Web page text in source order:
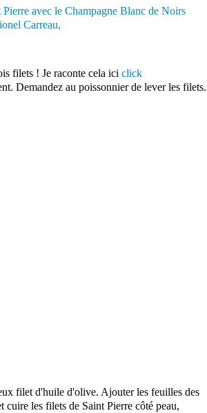
filets ! Je raconte cela ici click
Demandez au poissonnier de lever les filets.
filet d'huile d'olive. Ajouter les feuilles des
les filets de Saint Pierre côté peau,